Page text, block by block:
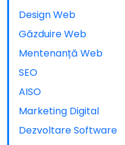
Design Web
Găzduire Web
Mentenanță Web
SEO
AISO
Marketing Digital
Dezvoltare Software